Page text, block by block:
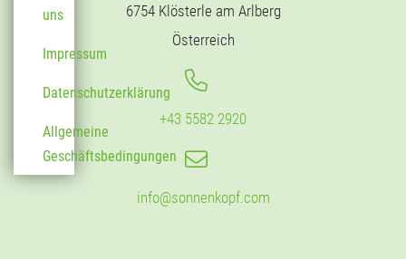
uns
Impressum
Datenschutzerklärung
Allgemeine
Geschäftsbedingungen
6754 Klösterle am Arlberg
Österreich
+43 5582 2920
info@sonnenkopf.com